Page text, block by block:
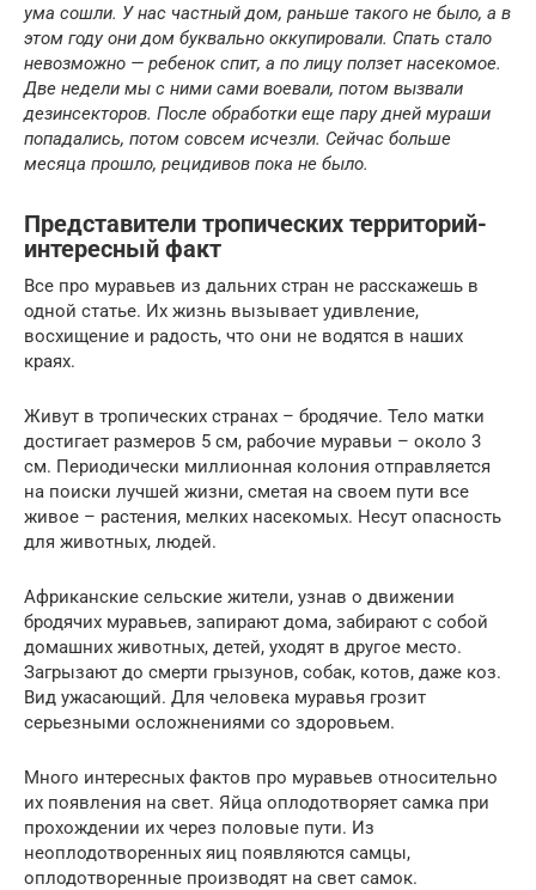
ума сошли. У нас частный дом, раньше такого не было, а в
этом году они дом буквально оккупировали. Спать стало
невозможно — ребенок спит, а по лицу ползет насекомое.
Две недели мы с ними сами воевали, потом вызвали
дезинсекторов. После обработки еще пару дней мураши
попадались, потом совсем исчезли. Сейчас больше
месяца прошло, рецидивов пока не было.
Представители тропических территорий-
интересный факт
Все про муравьев из дальних стран не расскажешь в
одной статье. Их жизнь вызывает удивление,
восхищение и радость, что они не водятся в наших
краях.
Живут в тропических странах – бродячие. Тело матки
достигает размеров 5 см, рабочие муравьи – около 3
см. Периодически миллионная колония отправляется
на поиски лучшей жизни, сметая на своем пути все
живое – растения, мелких насекомых. Несут опасность
для животных, людей.
Африканские сельские жители, узнав о движении
бродячих муравьев, запирают дома, забирают с собой
домашних животных, детей, уходят в другое место.
Загрызают до смерти грызунов, собак, котов, даже коз.
Вид ужасающий. Для человека муравья грозит
серьезными осложнениями со здоровьем.
Много интересных фактов про муравьев относительно
их появления на свет. Яйца оплодотворяет самка при
прохождении их через половые пути. Из
неоплодотворенных яиц появляются самцы,
оплодотворенные производят на свет самок.